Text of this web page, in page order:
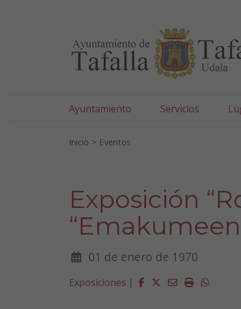
Ayuntamiento Servicios
Inicio > Eventos
Exposición
01 de enero de 1970
Exposiciones | Facebook
Twitter
EmailImprimir